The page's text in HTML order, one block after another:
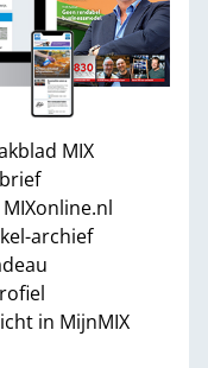
MIX
archief
in MijnMIX